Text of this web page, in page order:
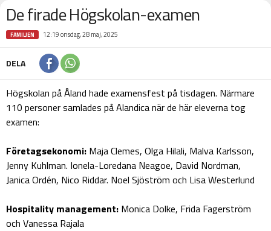
De firade Högskolan-examen
FAMILJEN 12:19 onsdag, 28 maj, 2025
DELA
Högskolan på Åland hade examensfest på tisdagen. Närmare
110 personer samlades på Alandica när de här eleverna tog
examen:
Företagsekonomi: Maja Clemes, Olga Hilali, Malva Karlsson,
Jenny Kuhlman. Ionela-Loredana Neagoe, David Nordman,
Janica Ordén, Nico Riddar. Noel Sjöström och Lisa Westerlund
Hospitality management: Monica Dolke, Frida Fagerström
och Vanessa Rajala